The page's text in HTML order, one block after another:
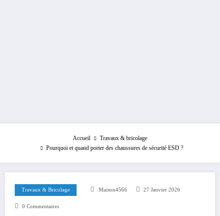
Accueil
Travaux & bricolage
Pourquoi et quand porter des chaussures de sécurité ESD ?
Travaux & Bricolage Maison4566 27 Janvier 2026
0 Commentaires